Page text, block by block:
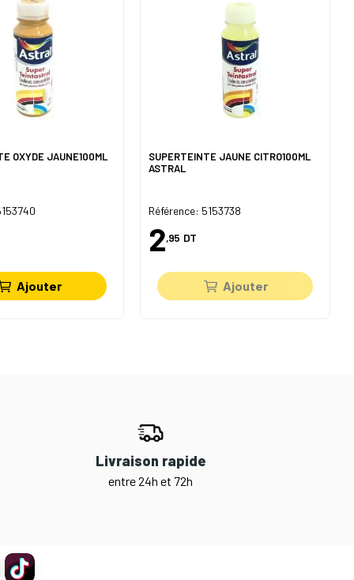
OXYDE JAUNE100ML
Ajouter
SUPERTEINTE JAUNE CITRO100ML
ASTRAL
Référence: 5153738
2,95 DT
Ajouter
Livraison rapide
entre 24h et 72h